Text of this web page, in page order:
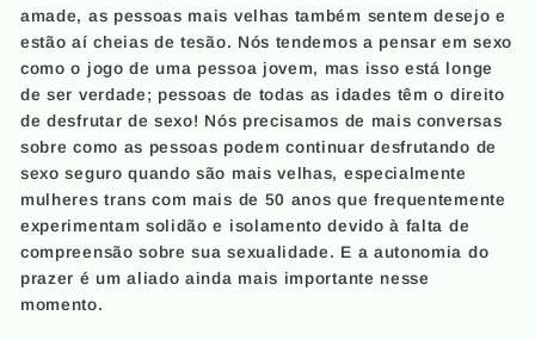
amade, as pessoas mais velhas também sentem desejo e
estão aí cheias de tesão. Nós tendemos a pensar em sexo
como o jogo de uma pessoa jovem, mas isso está longe
de ser verdade; pessoas de todas as idades têm o direito
de desfrutar de sexo! Nós precisamos de mais conversas
sobre como as pessoas podem continuar desfrutando de
sexo seguro quando são mais velhas, especialmente
mulheres trans com mais de 50 anos que frequentemente
experimentam solidão e isolamento devido à falta de
compreensão sobre sua sexualidade. E a autonomia do
prazer é um aliado ainda mais importante nesse
momento.